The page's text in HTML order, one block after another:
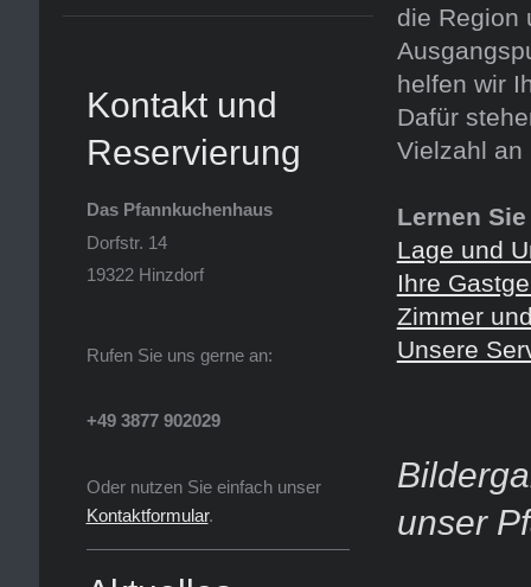
die Region
helfen wir
Dafür
Vielzahl an
Lernen
Lage und
Ihre
Zimmer
Unsere
unser
Kontakt und
Reservierung
Das Pfannkuchenhaus
Dorfstr. 14
19322 Hinzdorf
Rufen Sie uns gerne an:
+49 3877 902029
Oder nutzen Sie einfach unser
Kontaktformular.